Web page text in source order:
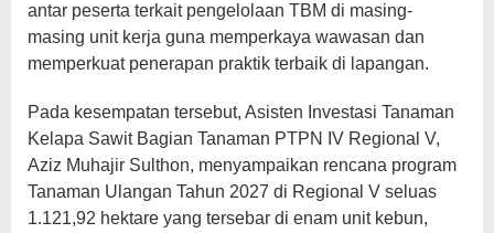
antar peserta terkait pengelolaan TBM di masing-
masing unit kerja guna memperkaya wawasan dan
memperkuat penerapan praktik terbaik di lapangan.
Pada kesempatan tersebut, Asisten Investasi Tanaman
Kelapa Sawit Bagian Tanaman PTPN IV Regional V,
Aziz Muhajir Sulthon, menyampaikan rencana program
Tanaman Ulangan Tahun 2027 di Regional V seluas
1.121,92 hektare yang tersebar di enam unit kebun,